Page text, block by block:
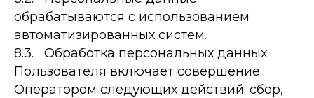
обрабатываются с использованием
автоматизированных систем.
8.3. Обработка персональных данных
Пользователя включает совершение
Оператором следующих действий: сбор,